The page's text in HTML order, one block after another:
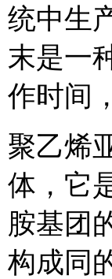
统中生
末是一
作时间
聚乙烯
体，它
胺基团
构成同